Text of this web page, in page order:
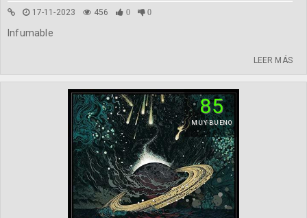
17-11-2023 456 0 0
Infumable
LEER MÁS
85
MUY BUENO